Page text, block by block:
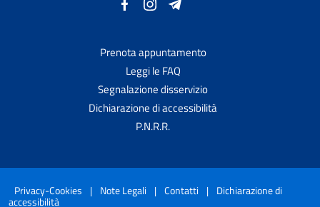
Prenota appuntamento
Leggi le FAQ
Segnalazione disservizio
Dichiarazione di accessibilità
P.N.R.R.
Privacy-Cookies | Note Legali | Contatti | Dichiarazione di
accessibilità